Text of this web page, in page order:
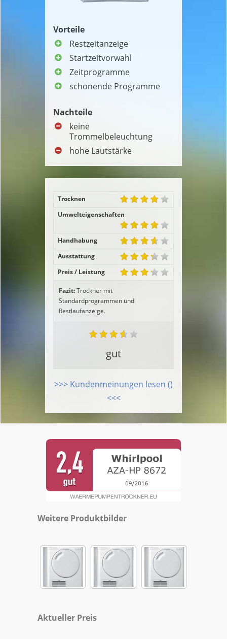
Vorteile
Restzeitanzeige
Startzeitvorwahl
Zeitprogramme
schonende Programme
Nachteile
keine
Trommelbeleuchtung
hohe Lautstärke
Trocknen
Umwelteigenschaften
Handhabung
Ausstattung
Preis / Leistung
Fazit:Trockner mit
Standardprogrammen und
Restlaufanzeige.
gut
>>> Kundenmeinungen lesen ()
<<<
Weitere Produktbilder
Aktueller Preis